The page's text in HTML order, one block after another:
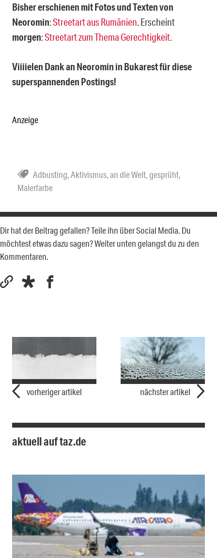
Bisher erschienen mit Fotos und Texten von
Neoromin:Streetart aus Rumänien . Erscheint
morgen:Streetart zum Thema Gerechtigkeit
Viiiielen Dank an Neoromin in Bukarest für diese
superspannenden Postings!
Anzeige
Adbusting,Aktivismus,an die Welt, gesprüht,
Malerfarbe
Dir hat der Beitrag gefallen? Teile ihn über Social Media. Du
möchtest etwas dazu sagen? Weiter unten gelangst du zu den
Kommentaren.
vorheriger artikel nächster artikel
aktuell auf taz.de